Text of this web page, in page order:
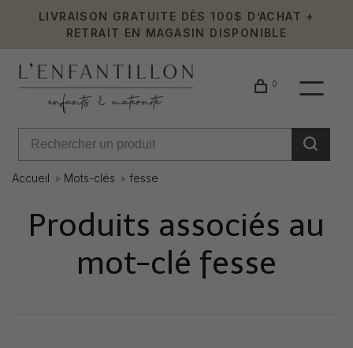
LIVRAISON GRATUITE DÈS 100$ D’ACHAT +
RETRAIT EN MAGASIN DISPONIBLE
0
Accueil Mots-clés fesse
Produits associés au
mot-clé fesse